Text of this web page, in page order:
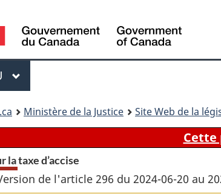
PRINCIPAL
Ministère de la Justice Site Web de la
Cette
la taxe d’accise
de l'article 296 du 2024-06-20 au